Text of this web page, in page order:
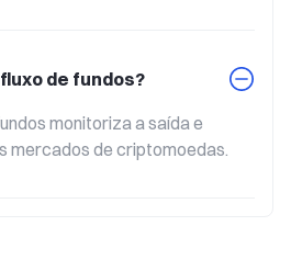
de fundos?
monitoriza a saída e
mercados de criptomoedas.